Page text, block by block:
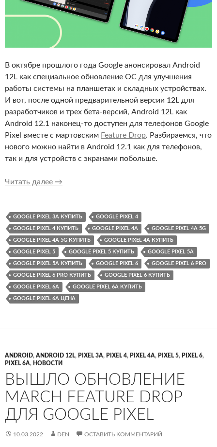
В октябре прошлого года Google анонсировал Android
12L как специальное обновление ОС для улучшения
работы системы на планшетах и складных устройствах.
И вот, после одной предварительной версии 12L для
разработчиков и трех бета-версий, Android 12L как
Android 12.1 наконец-то доступен для телефонов Google
Pixel вместе с мартовским Feature Drop. Разбираемся, что
нового можно найти в Android 12.1 как для телефонов,
так и для устройств с экранами побольше.
Читать далее Android 12L (Android 12.1) доступен для
→
GOOGLE PIXEL 3A КУПИТЬ GOOGLE PIXEL 4
GOOGLE PIXEL 4 КУПИТЬ GOOGLE PIXEL 4A GOOGLE PIXEL 4A 5G
GOOGLE PIXEL 4A 5G КУПИТЬ GOOGLE PIXEL 4A КУПИТЬ
GOOGLE PIXEL 5 GOOGLE PIXEL 5 КУПИТЬ GOOGLE PIXEL 5A
GOOGLE PIXEL 5A КУПИТЬ GOOGLE PIXEL 6 GOOGLE PIXEL 6 PRO
GOOGLE PIXEL 6 PRO КУПИТЬ GOOGLE PIXEL 6 КУПИТЬ
GOOGLE PIXEL 6A GOOGLE PIXEL 6A КУПИТЬ
GOOGLE PIXEL 6A ЦЕНА
ANDROID, ANDROID 12L, PIXEL 3A, PIXEL 4, PIXEL 4A, PIXEL 5, PIXEL 6,
PIXEL 6A, НОВОСТИ
ВЫШЛО ОБНОВЛЕНИЕ
MARCH FEATURE DROP
ДЛЯ GOOGLE PIXEL
10.03.2022 DEN ОСТАВИТЬ КОММЕНТАРИЙ